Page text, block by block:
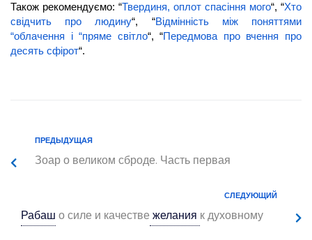
Також рекомендуємо: “Твердиня, оплот спасіння мого“, “Хто
свідчить про людину“, “Відмінність між поняттями
“облачення і “пряме світло“, “Передмова про вчення про
десять сфірот“.
ПРЕДЫДУЩАЯ
Зоар о великом сброде. Часть первая
СЛЕДУЮЩИЙ
Рабашо силе и качествежелания к духовному